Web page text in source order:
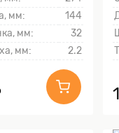
мм:
144
мм:
32
мм:
2.2